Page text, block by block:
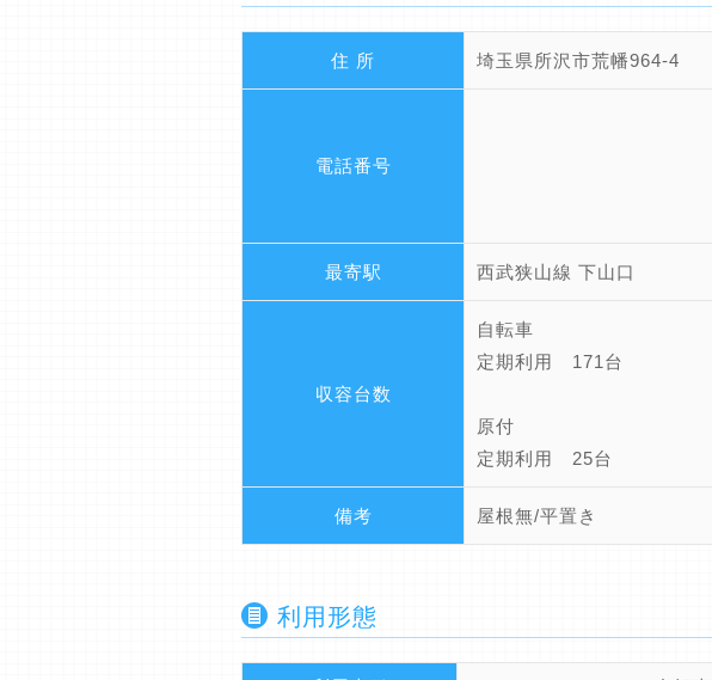
住 所 埼玉県所沢市荒幡964-4
電話番号
最寄駅 西武狭山線 下山口
収容台数
自転車
定期利用 171台
原付
定期利用 25台
備考 屋根無/平置き
利用形態